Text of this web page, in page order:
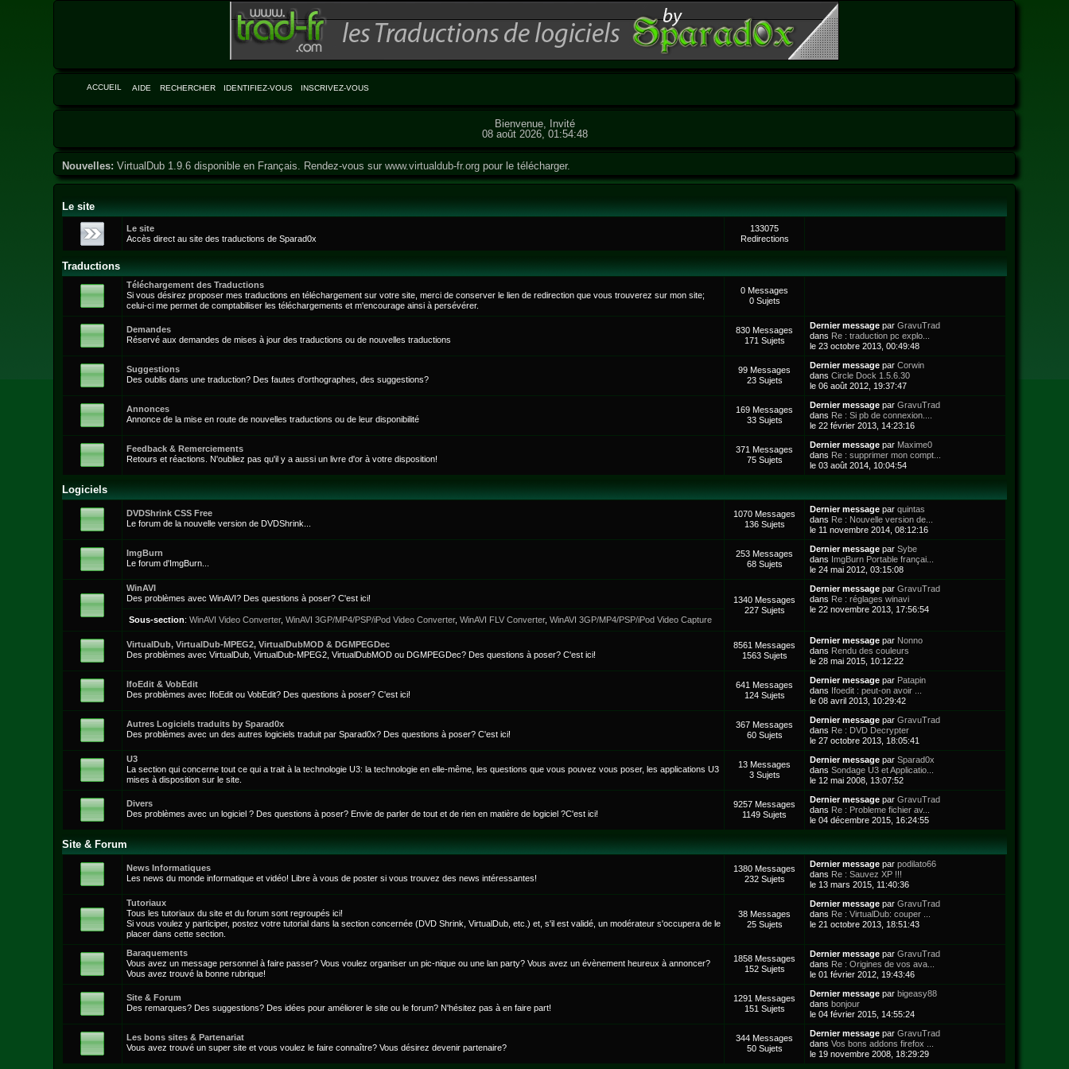
ACCUEIL AIDE RECHERCHER IDENTIFIEZ-VOUS INSCRIVEZ-VOUS
Bienvenue, Invité
08 août 2026, 01:54:48
Nouvelles: VirtualDub 1.9.6 disponible en Français. Rendez-vous surwww.virtualdub-fr.org pour le télécharger.
Le site
Le site
Accès direct au site des traductions de Sparad0x
133075
Redirections
Traductions
Téléchargement des Traductions
Si vous désirez proposer mes traductions en téléchargement sur votre site, merci de conserver le lien de redirection que vous trouverez sur mon site;
celui-ci me permet de comptabiliser les téléchargements et m'encourage ainsi à persévérer.
0 Messages
0 Sujets
Demandes
Réservé aux demandes de mises à jour des traductions ou de nouvelles traductions
830 Messages
171 Sujets
Dernier messagepar GravuTrad
dans Re : traduction pc explo...
le 23 octobre 2013, 00:49:48
Suggestions
Des oublis dans une traduction? Des fautes d'orthographes, des suggestions?
99 Messages
23 Sujets
Dernier messagepar Corwin
dans Circle Dock 1.5.6.30
le 06 août 2012, 19:37:47
Annonces
Annonce de la mise en route de nouvelles traductions ou de leur disponibilité
169 Messages
33 Sujets
Dernier messagepar GravuTrad
dans Re : Si pb de connexion....
le 22 février 2013, 14:23:16
Feedback & Remerciements
Retours et réactions. N'oubliez pas qu'il y a aussi un livre d'or à votre disposition!
371 Messages
75 Sujets
Dernier messagepar Maxime0
dans Re : supprimer mon compt...
le 03 août 2014, 10:04:54
Logiciels
DVDShrink CSS Free
Le forum de la nouvelle version de DVDShrink...
1070 Messages
136 Sujets
Dernier messagepar quintas
dans Re : Nouvelle version de...
le 11 novembre 2014, 08:12:16
ImgBurn
Le forum d'ImgBurn...
253 Messages
68 Sujets
Dernier messagepar Sybe
dans ImgBurn Portable françai...
le 24 mai 2012, 03:15:08
WinAVI
Des problèmes avec WinAVI? Des questions à poser? C'est ici!
1340 Messages
227 Sujets
Dernier messagepar GravuTrad
dans Re : réglages winavi
le 22 novembre 2013, 17:56:54
Sous-section: WinAVI Video Converter, WinAVI 3GP/MP4/PSP/iPod Video Converter, WinAVI FLV Converter, WinAVI 3GP/MP4/PSP/iPod Video Capture
VirtualDub, VirtualDub-MPEG2, VirtualDubMOD & DGMPEGDec
Des problèmes avec VirtualDub, VirtualDub-MPEG2, VirtualDubMOD ou DGMPEGDec? Des questions à poser? C'est ici!
8561 Messages
1563 Sujets
Dernier messagepar Nonno
dans Rendu des couleurs
le 28 mai 2015, 10:12:22
IfoEdit & VobEdit
Des problèmes avec IfoEdit ou VobEdit? Des questions à poser? C'est ici!
641 Messages
124 Sujets
Dernier messagepar Patapin
dans Ifoedit : peut-on avoir ...
le 08 avril 2013, 10:29:42
Autres Logiciels traduits by Sparad0x
Des problèmes avec un des autres logiciels traduit par Sparad0x? Des questions à poser? C'est ici!
367 Messages
60 Sujets
Dernier messagepar GravuTrad
dans Re : DVD Decrypter
le 27 octobre 2013, 18:05:41
U3
La section qui concerne tout ce qui a trait à la technologie U3: la technologie en elle-même, les questions que vous pouvez vous poser, les applications U3
mises à disposition sur le site.
13 Messages
3 Sujets
Dernier messagepar Sparad0x
dans Sondage U3 et Applicatio...
le 12 mai 2008, 13:07:52
Divers
Des problèmes avec un logiciel ? Des questions à poser? Envie de parler de tout et de rien en matière de logiciel ?C'est ici!
9257 Messages
1149 Sujets
Dernier messagepar GravuTrad
dans Re : Probleme fichier av...
le 04 décembre 2015, 16:24:55
Site & Forum
News Informatiques
Les news du monde informatique et vidéo! Libre à vous de poster si vous trouvez des news intéressantes!
1380 Messages
232 Sujets
Dernier messagepar podilato66
dans Re : Sauvez XP !!!
le 13 mars 2015, 11:40:36
Tutoriaux
Tous les tutoriaux du site et du forum sont regroupés ici!
Si vous voulez y participer, postez votre tutorial dans la section concernée (DVD Shrink, VirtualDub, etc.) et, s'il est validé, un modérateur s'occupera de le
placer dans cette section.
38 Messages
25 Sujets
Dernier messagepar GravuTrad
dans Re : VirtualDub: couper ...
le 21 octobre 2013, 18:51:43
Baraquements
Vous avez un message personnel à faire passer? Vous voulez organiser un pic-nique ou une lan party? Vous avez un évènement heureux à annoncer?
Vous avez trouvé la bonne rubrique!
1858 Messages
152 Sujets
Dernier messagepar GravuTrad
dans Re : Origines de vos ava...
le 01 février 2012, 19:43:46
Site & Forum
Des remarques? Des suggestions? Des idées pour améliorer le site ou le forum? N'hésitez pas à en faire part!
1291 Messages
151 Sujets
Dernier messagepar bigeasy88
dans bonjour
le 04 février 2015, 14:55:24
Les bons sites & Partenariat
Vous avez trouvé un super site et vous voulez le faire connaître? Vous désirez devenir partenaire?
344 Messages
50 Sujets
Dernier messagepar GravuTrad
dans Vos bons addons firefox ...
le 19 novembre 2008, 18:29:29